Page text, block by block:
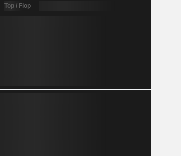
Top / Flop